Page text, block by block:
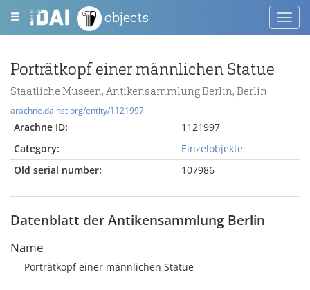
objects
Porträtkopf einer männlichen Statue
Staatliche Museen, Antikensammlung Berlin, Berlin
arachne.dainst.org/entity/1121997
Arachne ID:
1121997
Category:
Einzelobjekte
Old serial number:
107986
Datenblatt der Antikensammlung Berlin
Name
Porträtkopf einer männlichen Statue